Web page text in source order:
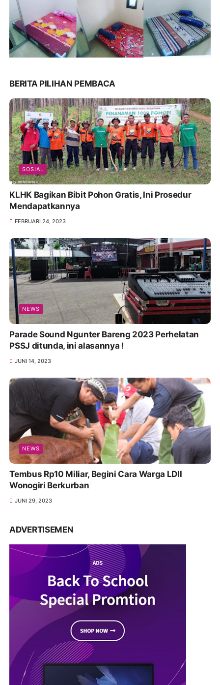
BERITA PILIHAN PEMBACA
SOSIAL
KLHK Bagikan Bibit Pohon Gratis, Ini Prosedur
Mendapatkannya
FEBRUARI 24, 2023
NEWS
Parade Sound Ngunter Bareng 2023 Perhelatan
PSSJ ditunda, ini alasannya !
JUNI 14, 2023
NEWS
Tembus Rp10 Miliar, Begini Cara Warga LDII
Wonogiri Berkurban
JUNI 29, 2023
ADVERTISEMEN